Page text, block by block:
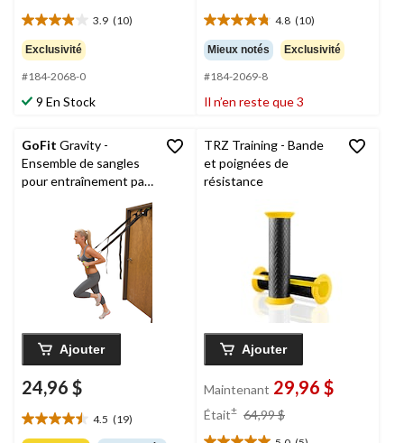
3.9 (10)
3.9
étoile(s)
sur
5.
10
Exclusivité
#184-2068-0
9 En Stock
4.8 (10)
4.8
étoile(s)
sur
5.
10
Mieux notés Exclusivité
#184-2069-8
Il n’en reste que 3
GoFit Gravity -
Ensemble de sangles
pour entraînement par
Ajouter
24,96 $
4.5 (19)
4.5
TRZ Training - Bande
et poignées de
résistance
Ajouter
Maintenant 29,96 $
Était± 64,99 $